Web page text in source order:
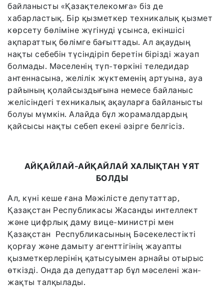
байланысты «Қазақтелекомға» біз де
хабарластық. Бір қызметкер техникалық қызмет
көрсету бөліміне жүгінуді ұсынса, екіншісі
ақпараттық бөлімге бағыттады. Ал ақаудың
нақты себебін түсіндіріп беретін бірізді жауап
болмады. Мәселенің түп-төркіні теледидар
антеннасына, желілік жүктеменің артуына, ауа
райының қолайсыздығына немесе байланыс
желісіндегі техникалық ақауларға байланысты
болуы мүмкін. Алайда бұл жорамалдардың
қайсысы нақты себеп екені әзірге белгісіз.
АЙҚАЙЛАЙ-АЙҚАЙЛАЙ ХАЛЫҚТАН ҰЯТ
БОЛДЫ
Ал, күні кеше ғана Мәжілісте депутаттар,
Қазақстан Республикасы Жасанды интеллект
және цифрлық даму вице-министрі мен
Қазақстан Республикасының Бәсекелестікті
қорғау және дамыту агенттігінің жауапты
қызметкерлерінің қатысуымен арнайы отырыс
өткізді. Онда да депудаттар бұл мәселені жан-
жақты талқылады.